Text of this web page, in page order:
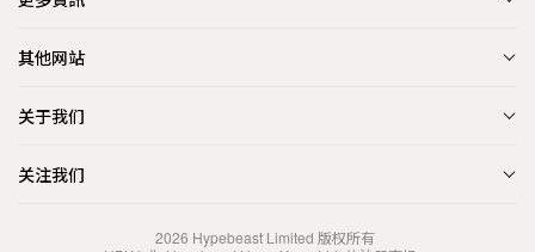
其他网站
关于我们
关注我们
2026 Hypebeast Limited 版权所有